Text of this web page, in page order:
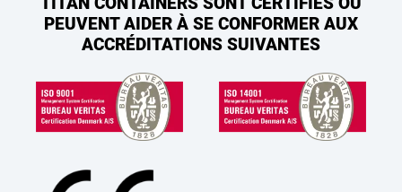
PEUVENT AIDER À SE CONFORMER AUX
ACCRÉDITATIONS SUIVANTES